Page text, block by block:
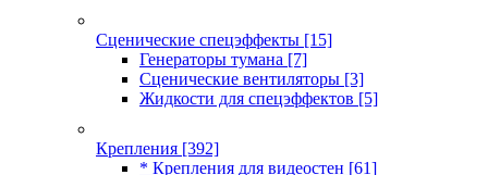
Сценические спецэффекты [15]
Генераторы тумана [7]
Сценические вентиляторы [3]
Жидкости для спецэффектов [5]
Крепления [392]
* Крепления для видеостен [61]